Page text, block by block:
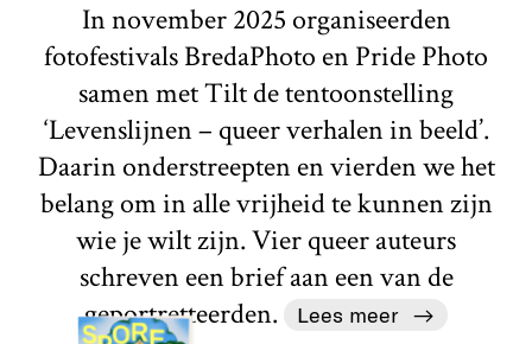
In november 2025 organiseerden
fotofestivals BredaPhoto en Pride Photo
samen met Tilt de tentoonstelling
‘Levenslijnen – queer verhalen in beeld’.
Daarin onderstreepten en vierden we het
belang om in alle vrijheid te kunnen zijn
wie je wilt zijn. Vier queer auteurs
schreven een brief aan een van de
geportretteerden.
Lees meer